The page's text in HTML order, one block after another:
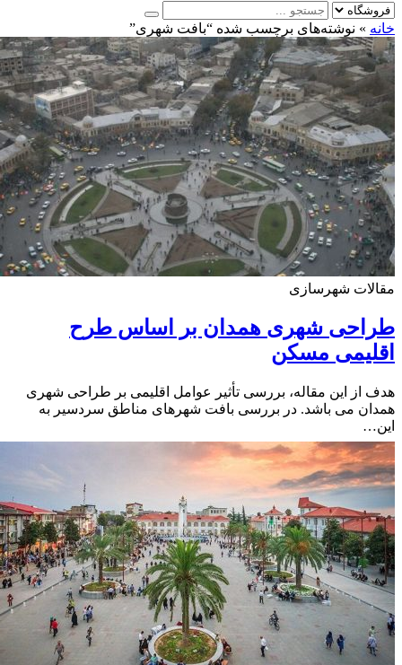
»نوشته‌های برچسب شده “بافت شهری”
شهرسازی
شهری همدان بر اساس طرح
مسکن
از این مقاله، بررسی تأثیر عوامل اقلیمی بر طراحی شهری
می باشد. در بررسی بافت شهرهای مناطق سردسیر به